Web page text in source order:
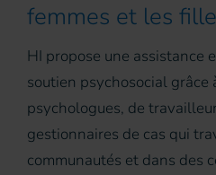
femmes et les
HI propose une assistance
soutien psychosocial grâce
psychologues, de
gestionnaires de cas qui
communautés et dans des